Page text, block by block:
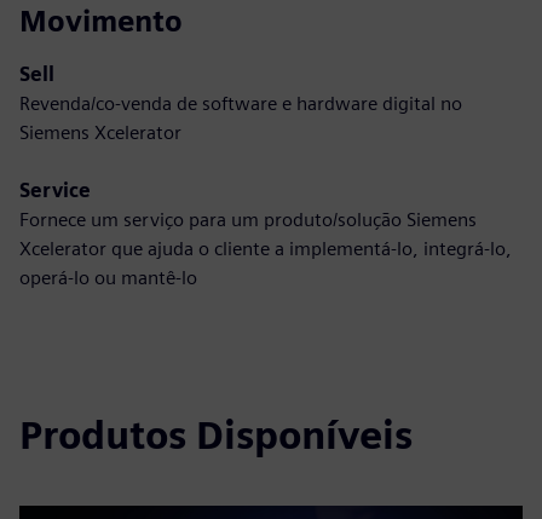
Movimento
Sell
Revenda/co-venda de software e hardware digital no
Siemens Xcelerator
Service
Fornece um serviço para um produto/solução Siemens
Xcelerator que ajuda o cliente a implementá-lo, integrá-lo,
operá-lo ou mantê-lo
Produtos Disponíveis